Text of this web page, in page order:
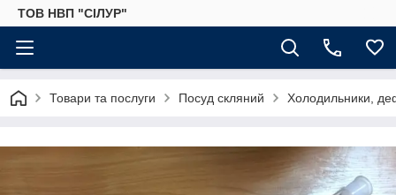
ТОВ НВП "СІЛУР"
Товари та послуги Посуд скляний Холодильники,